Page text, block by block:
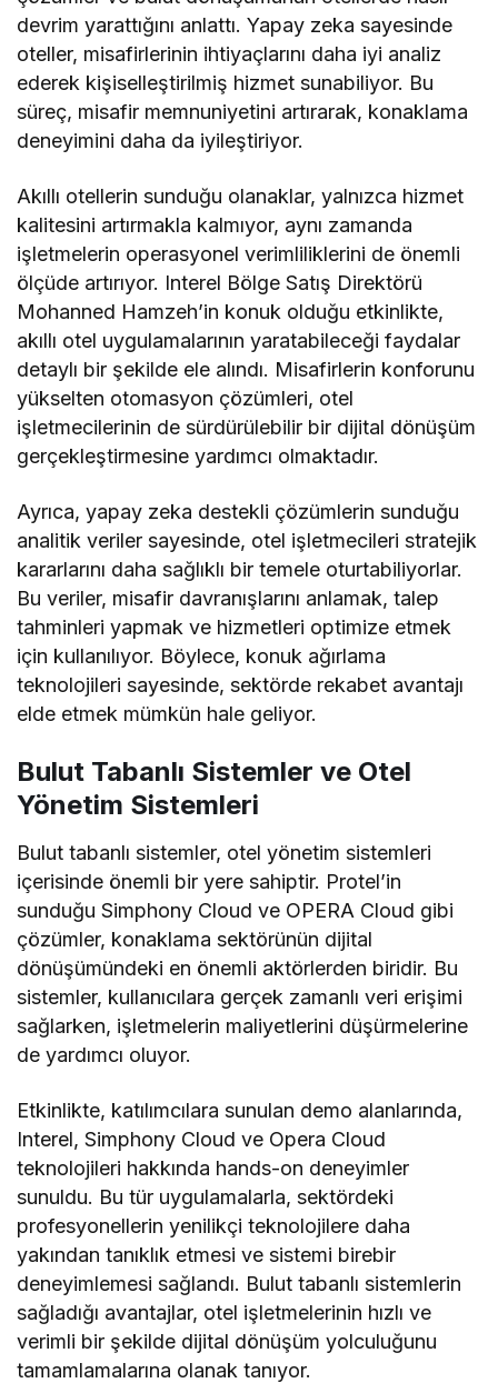
devrim yarattığını anlattı. Yapay zeka sayesinde
oteller, misafirlerinin ihtiyaçlarını daha iyi analiz
ederek kişiselleştirilmiş hizmet sunabiliyor. Bu
süreç, misafir memnuniyetini artırarak, konaklama
deneyimini daha da iyileştiriyor.
Akıllı otellerin sunduğu olanaklar, yalnızca hizmet
kalitesini artırmakla kalmıyor, aynı zamanda
işletmelerin operasyonel verimliliklerini de önemli
ölçüde artırıyor. Interel Bölge Satış Direktörü
Mohanned Hamzeh’in konuk olduğu etkinlikte,
akıllı otel uygulamalarının yaratabileceği faydalar
detaylı bir şekilde ele alındı. Misafirlerin konforunu
yükselten otomasyon çözümleri, otel
işletmecilerinin de sürdürülebilir bir dijital dönüşüm
gerçekleştirmesine yardımcı olmaktadır.
Ayrıca, yapay zeka destekli çözümlerin sunduğu
analitik veriler sayesinde, otel işletmecileri stratejik
kararlarını daha sağlıklı bir temele oturtabiliyorlar.
Bu veriler, misafir davranışlarını anlamak, talep
tahminleri yapmak ve hizmetleri optimize etmek
için kullanılıyor. Böylece, konuk ağırlama
teknolojileri sayesinde, sektörde rekabet avantajı
elde etmek mümkün hale geliyor.
Bulut Tabanlı Sistemler ve Otel
Yönetim Sistemleri
Bulut tabanlı sistemler, otel yönetim sistemleri
içerisinde önemli bir yere sahiptir. Protel’in
sunduğu Simphony Cloud ve OPERA Cloud gibi
çözümler, konaklama sektörünün dijital
dönüşümündeki en önemli aktörlerden biridir. Bu
sistemler, kullanıcılara gerçek zamanlı veri erişimi
sağlarken, işletmelerin maliyetlerini düşürmelerine
de yardımcı oluyor.
Etkinlikte, katılımcılara sunulan demo alanlarında,
Interel, Simphony Cloud ve Opera Cloud
teknolojileri hakkında hands-on deneyimler
sunuldu. Bu tür uygulamalarla, sektördeki
profesyonellerin yenilikçi teknolojilere daha
yakından tanıklık etmesi ve sistemi birebir
deneyimlemesi sağlandı. Bulut tabanlı sistemlerin
sağladığı avantajlar, otel işletmelerinin hızlı ve
verimli bir şekilde dijital dönüşüm yolculuğunu
tamamlamalarına olanak tanıyor.